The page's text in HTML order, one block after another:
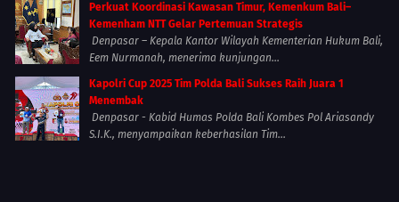
Perkuat Koordinasi Kawasan Timur, Kemenkum Bali–
Kemenham NTT Gelar Pertemuan Strategis
Denpasar – Kepala Kantor Wilayah Kementerian Hukum Bali,
Eem Nurmanah, menerima kunjungan...
Kapolri Cup 2025 Tim Polda Bali Sukses Raih Juara 1
Menembak
Denpasar - Kabid Humas Polda Bali Kombes Pol Ariasandy
S.I.K., menyampaikan keberhasilan Tim...